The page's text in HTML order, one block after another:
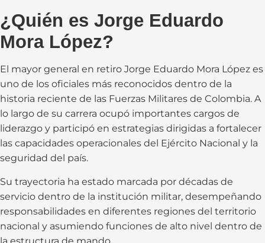
¿Quién es Jorge Eduardo
Mora López?
El mayor general en retiro Jorge Eduardo Mora López es
uno de los oficiales más reconocidos dentro de la
historia reciente de las Fuerzas Militares de Colombia. A
lo largo de su carrera ocupó importantes cargos de
liderazgo y participó en estrategias dirigidas a fortalecer
las capacidades operacionales del Ejército Nacional y la
seguridad del país.
Su trayectoria ha estado marcada por décadas de
servicio dentro de la institución militar, desempeñando
responsabilidades en diferentes regiones del territorio
nacional y asumiendo funciones de alto nivel dentro de
la estructura de mando.